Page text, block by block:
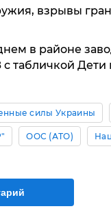
взрывы
в районе
с табличкой
силы Украины
ООС (АТО)